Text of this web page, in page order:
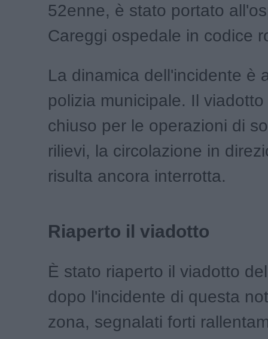
52enne, è stato portato
Careggi ospedale in codice
La dinamica dell'incidente è
polizia municipale. Il
chiuso per le operazioni di
rilievi, la circolazione in
risulta ancora interrotta.
Riaperto il viadotto
È stato riaperto il viadotto
dopo l'incidente di questa
zona, segnalati forti